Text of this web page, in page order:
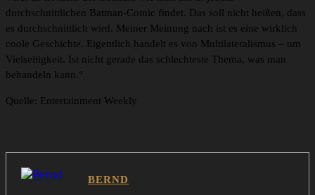
durchschnittlichen Batman-Comic findet. Das soll nicht heißen, dass
es durchschnittlich wird. Meiner Meinung nach ist es eine wirklich
coole Geschichte. Eigentlich handelt es von Multilateralismus – um
Vielseitigkeit. Ist nicht gerade das schlechteste Thema, was man
behandeln kann.“
Quelle: Entertainment Weekly
BERND